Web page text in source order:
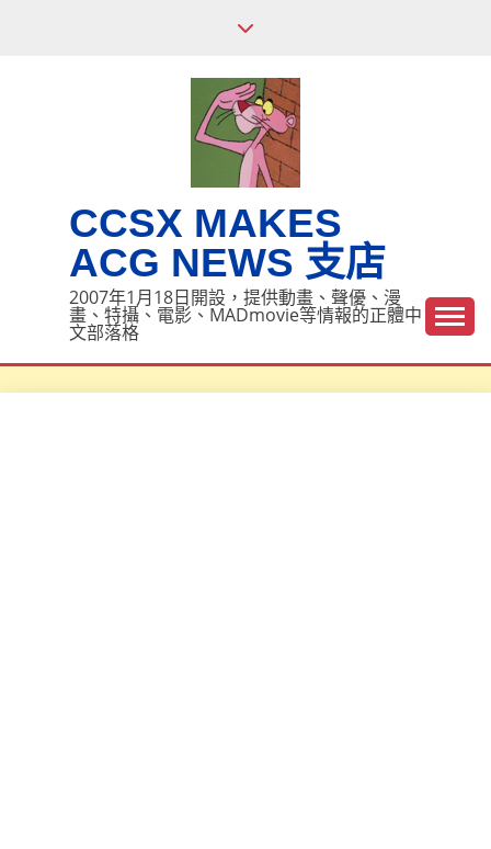
CCSX MAKES
ACG NEWS 支店
2007年1月18日開設，提供動畫、聲優、漫
畫、特攝、電影、MADmovie等情報的正體中
文部落格